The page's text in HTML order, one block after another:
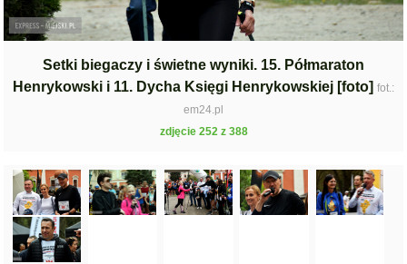
Setki biegaczy i świetne wyniki. 15. Półmaraton
Henrykowski i 11. Dycha Księgi Henrykowskiej [foto] fot.:
em24.pl
zdjęcie 252 z 388